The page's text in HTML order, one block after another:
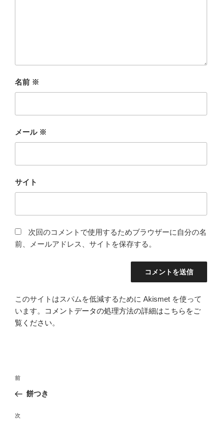
名前 ※
メール ※
サイト
次回のコメントで使用するためブラウザーに自分の名
前、メールアドレス、サイトを保存する。
このサイトはスパムを低減するために Akismet を使って
います。
コメントデータの処理方法の詳細はこちらをご
覧ください。
投
ナ
ビ
前
の
稿
前
餅つき
次
次